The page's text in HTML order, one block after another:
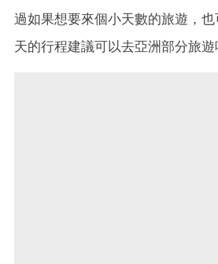
過如果想要來個小天數的旅遊，
天的行程建議可以去亞洲部分旅遊